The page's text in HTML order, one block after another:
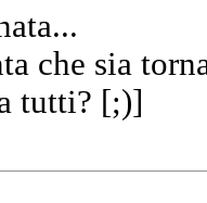
che sia
tutti? [;)]